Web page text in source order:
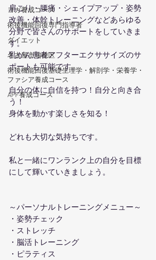
ヨガ養成コース
術後機能回復専門指導者
ダイエット
名古屋市瑞穂区
術後機能回復基礎生理学・解剖学・栄養学・
ファシア養成コース
APF養成コース
肩こり・腰痛・シェイプアップ・姿勢
改善・体幹トレーニングなどあらゆる
分野で皆さんのサポートをしていきま
す。
乳がん患者アフターエクササイズのサ
ポートも可能です。
自分の体に自信を持つ！自分と向き合
う！
身体を動かす楽しさを知る！
どれも大切な気持ちです。
私と一緒にワンランク上の自分を目標
にして輝いていきましょう。
～パーソナルトレーニングメニュー～
・姿勢チェック
・ストレッチ
・脳活トレーニング
・ピラティス